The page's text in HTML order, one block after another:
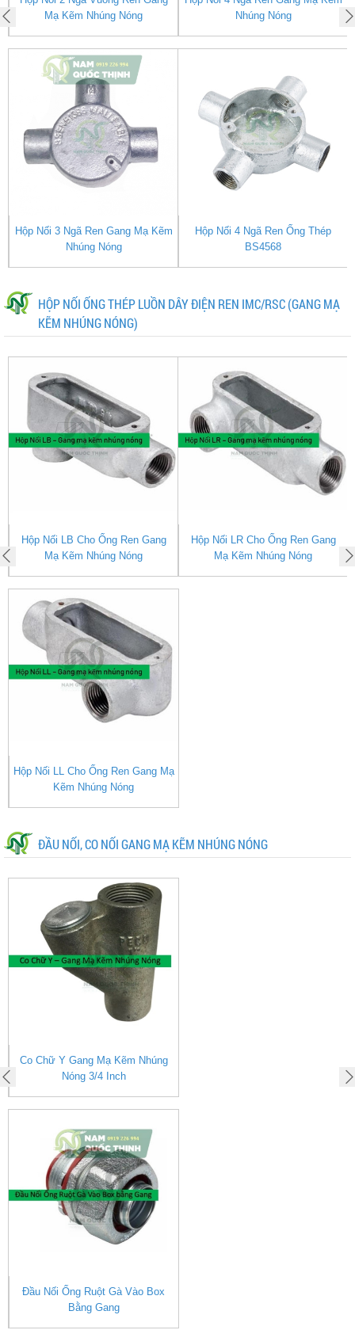
Kẽm Nhúng Nóng
3 Ngã Ren Gang Mạ Kẽm
Nhúng Nóng
Nhúng Nóng
Hộp Nối 4 Ngã Ren Ống Thép
HỘP NỐI ỐNG THÉP LUỒN DÂY ĐIỆN REN IMC/RSC (GANG MẠ
KẼM NHÚNG NÓNG)
LB Cho Ống Ren Gang
Mạ Kẽm Nhúng Nóng
LL Cho Ống Ren Gang Mạ
Kẽm Nhúng Nóng
Hộp Nối LR Cho Ống Ren Gang
Mạ Kẽm Nhúng Nóng
Hộp Nối
ĐẦU NỐI, CO NỐI GANG MẠ KẼM NHÚNG NÓNG
Y Gang Mạ Kẽm Nhúng
Nóng 3/4 Inch
Nối Ống Ruột Gà Vào Box
Bằng Gang